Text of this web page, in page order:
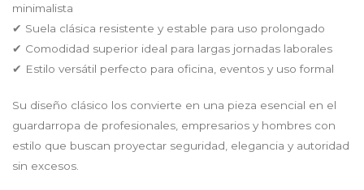
minimalista
✔ Suela clásica resistente y estable para uso prolongado
✔ Comodidad superior ideal para largas jornadas laborales
✔ Estilo versátil perfecto para oficina, eventos y uso formal
Su diseño clásico los convierte en una pieza esencial en el
guardarropa de profesionales, empresarios y hombres con
estilo que buscan proyectar seguridad, elegancia y autoridad
sin excesos.